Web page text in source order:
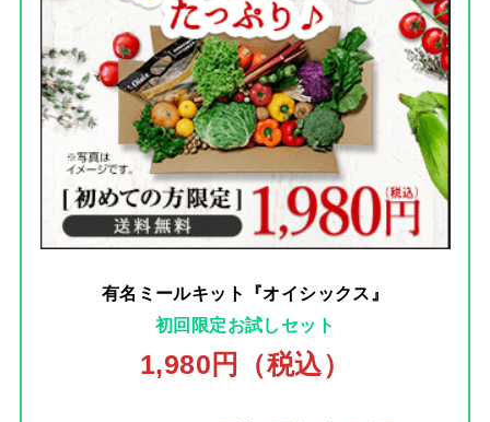
有名ミールキット『オイシックス』
初回限定お試しセット
1,980円（税込）